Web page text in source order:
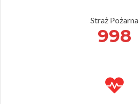
Straż Pożarna
998